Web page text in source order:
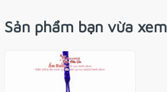
Sản phẩm bạn vừa xem